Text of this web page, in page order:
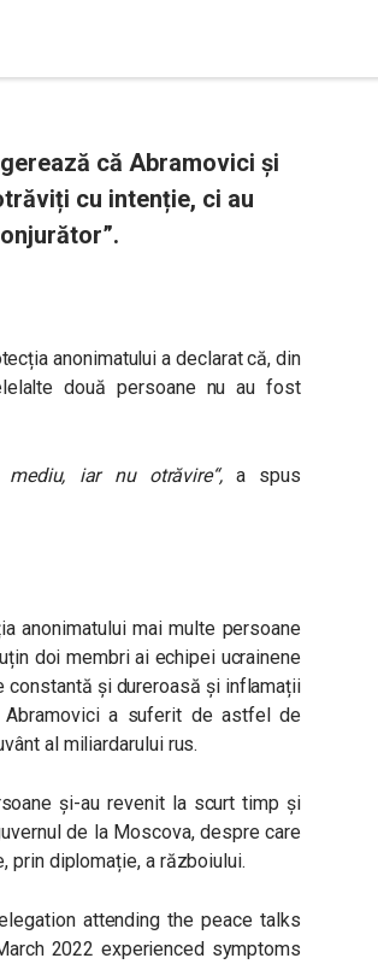
că Abramovici și
cu intenție, ci au
anonimatului a declarat că, din
două persoane nu au fost
iar nu otrăvire“,a spus
anonimatului mai multe persoane
doi membri ai echipei ucrainene
constantă și dureroasă și inflamații
a suferit de astfel de
al miliardarului rus.
și-au revenit la scurt timp și
de la Moscova, despre care
prin diplomație, a războiului.
attending the peace talks
2022 experienced symptoms